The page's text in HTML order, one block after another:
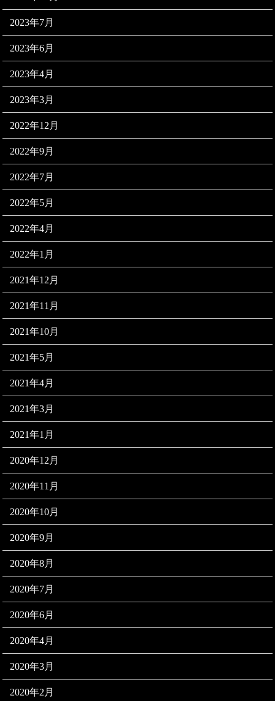
2023年7月
2023年6月
2023年4月
2023年3月
2022年12月
2022年9月
2022年7月
2022年5月
2022年4月
2022年1月
2021年12月
2021年11月
2021年10月
2021年5月
2021年4月
2021年3月
2021年1月
2020年12月
2020年11月
2020年10月
2020年9月
2020年8月
2020年7月
2020年6月
2020年4月
2020年3月
2020年2月